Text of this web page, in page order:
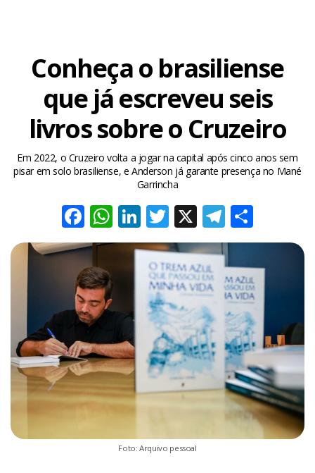
Conheça o brasiliense
que já escreveu seis
livros sobre o Cruzeiro
Em 2022, o Cruzeiro volta a jogar na capital após cinco anos sem
pisar em solo brasiliense, e Anderson já garante presença no Mané
Garrincha
Facebook
WhatsApp
LinkedIn
Twitter
X
Foto: Arquivo pessoal